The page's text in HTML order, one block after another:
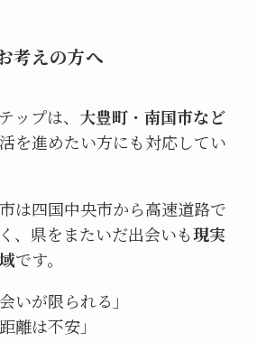
考えの方へ
ップは、 大豊町・ 南国市など
を進めたい方にも対応してい
は四国中央市から高速道路で
、県をまたいだ出会いも現実
です。
いが限られる」
離は不安」